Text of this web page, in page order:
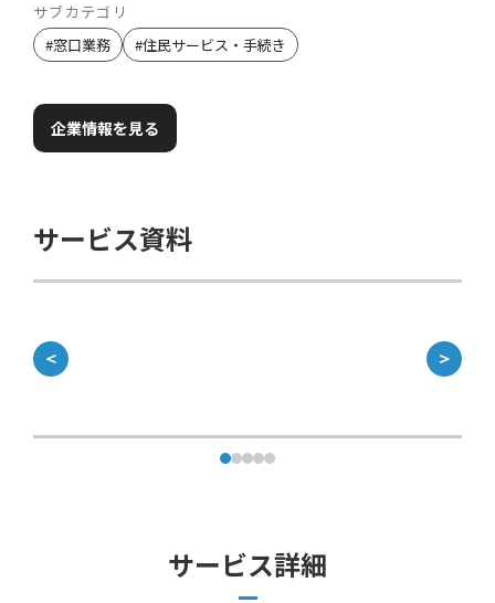
サブカテゴリ
#窓口業務 #住民サービス・手続き
企業情報を見る
サービス資料
＜ ＞
サービス詳細